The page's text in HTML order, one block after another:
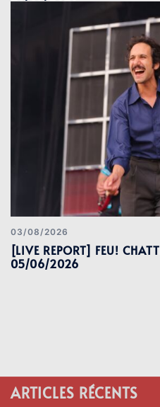
03/08/2026
[LIVE REPORT] FEU!
05/06/2026
ARTICLES RÉCENTS